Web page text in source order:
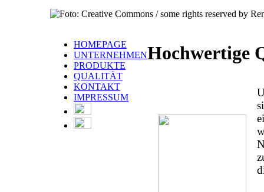
HOMEPAGE
UNTERNEHMEN
PRODUKTE
QUALITÄT
KONTAKT
IMPRESSUM
Hochwertige